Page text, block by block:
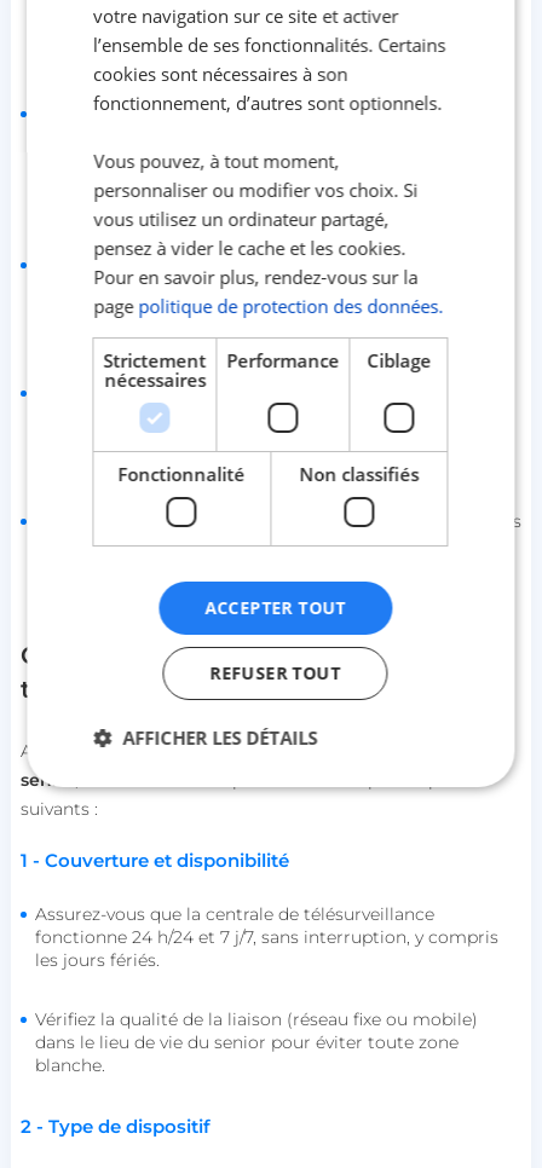
ouvrant droit à un crédit d'impôt de 50% des dépenses
engagées pour tous les contribuables, y compris ceux
non imposables.
L’Allocation Personnalisée d'Autonomie (APA):
maintien à domicile des personnes âgées en perte
d'autonomie dont peut faire partie latéléassistance
Les aides de l’assurance retraite :
elles peuvent être
utiles pour les personnes âgées n’étant pas éligibles à
l’APA afin de prendre en charge une partie de
l'abonnement de téléassistance.
L’aide des mutuelles :
ou assurances peuvent proposer des garanties
spécifiques ou des partenariats avec des prestataires de
téléassistance senior.
Les collectivités locales :
les mairies ou les départements
peuvent parfois proposer des aides à leurs administrés,
un service de téléassistance.
Comment bien choisir un service de
téléassistance pour senior ?
Afin de bien choisir un service detéléassistance
senior
suivants :
1 - Couverture et disponibilité
Assurez-vous que la centrale de télésurveillance
fonctionne 24 h/24 et 7 j/7, sans interruption, y compris
les jours fériés.
Vérifiez la qualité de la liaison (réseau fixe ou mobile)
dans le lieu de vie du senior pour éviter toute zone
blanche.
2 - Type de dispositif
votre navigation sur ce site et activer
l’ensemble de ses fonctionnalités. Certains
cookies sont nécessaires à son
fonctionnement, d’autres sont optionnels.
Vous pouvez, à tout moment,
personnaliser ou modifier vos choix. Si
vous utilisez un ordinateur partagé,
pensez à vider le cache et les cookies.
Pour en savoir plus, rendez-vous sur la
page politique de protection des données.
Strictement
nécessaires
Performance Ciblage
Fonctionnalité Non classifiés
ACCEPTER TOUT
REFUSER TOUT
AFFICHER LES DÉTAILS
Ciblage
Fonctionnalité
Les cookies strictement nécessaires habilitent des
fonctionnalités de base du site Web telles que la
connexion des utilisateurs et la gestion des
comptes. Le site Web ne peut pas être utilisé
nécessaires.
Nom
Fournisseur / Domaine